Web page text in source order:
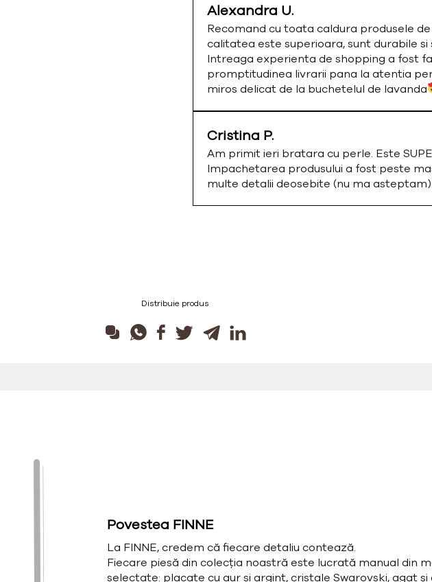
Alexandra U.
Recomand cu toata caldura produsele
calitatea este superioara, sunt durabile
Intreaga experienta de shopping a fost
promptitudinea livrarii pana la atentia
miros delicat de la buchetelul de lavanda
Cristina P.
Am primit ieri bratara cu perle. Este
Impachetarea produsului a fost peste
multe detalii deosebite (nu ma asteptam)
Distribuie produs
Povestea FINNE
La FINNE, credem că fiecare detaliu contează.
Fiecare piesă din colecția noastră este lucrată manual din
selectate: placate cu aur și argint, cristale Swarovski, agat